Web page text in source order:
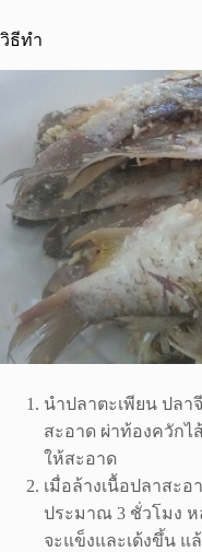
วิธีทำ
นำปลาตะเพียน ปลา
สะอาด ผ่าท้องควักไ
ให้สะอาด
เมื่อล้างเนื้อปลาสะ
ประมาณ 3 ชั่วโมง ห
จะแข็งและเด้งขึ้น แ